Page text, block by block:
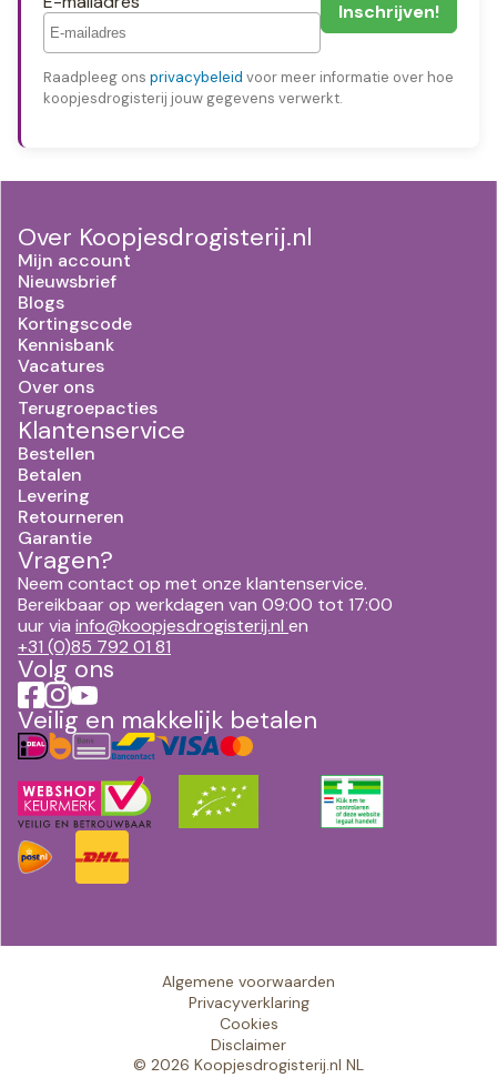
Raadpleeg ons privacybeleid voor meer informatie over hoe
koopjesdrogisterij jouw gegevens verwerkt.
Over Koopjesdrogisterij.nl
Mijn account
Nieuwsbrief
Blogs
Kortingscode
Kennisbank
Vacatures
Over ons
Terugroepacties
Klantenservice
Bestellen
Betalen
Levering
Retourneren
Garantie
Vragen?
Neem contact op met onze klantenservice.
Bereikbaar op werkdagen van 09:00 tot 17:00
uur via info@koopjesdrogisterij.nl en
+31 (0)85 792 01 81
Volg ons
Veilig en makkelijk betalen
© 2026 Koopjesdrogisterij.nl NL
Algemene voorwaarden
Privacyverklaring
Cookies
Disclaimer